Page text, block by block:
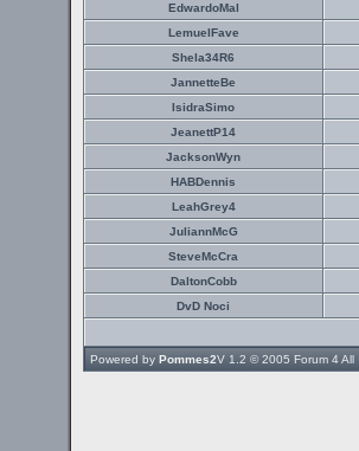
EdwardoMal
LemuelFave
Shela34R6
JannetteBe
IsidraSimo
JeanettP14
JacksonWyn
HABDennis
LeahGrey4
JuliannMcG
SteveMcCra
DaltonCobb
DvD Noci
Powered by Pommes2V 1.2 © 2005 Forum 4 All